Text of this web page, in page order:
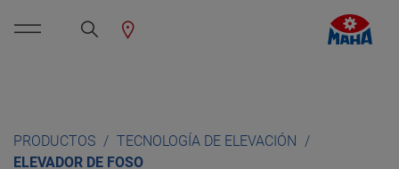
PRODUCTOS
TECNOLOGÍA DE ELEVACIÓN
ELEVADOR DE FOSO